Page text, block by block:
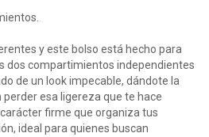
y este bolso está hecho para
dos compartimientos independientes
de un look impecable, dándote la
esa ligereza que te hace
firme que organiza tus
ideal para quienes buscan